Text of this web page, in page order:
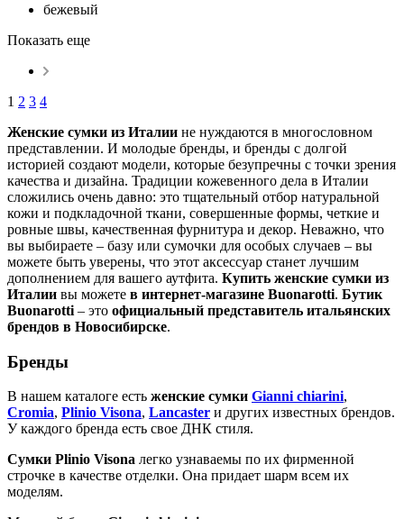
бежевый
Показать еще
1 2 3 4
Женские сумки из Италии не нуждаются в многословном
представлении. И молодые бренды, и бренды с долгой
историей создают модели, которые безупречны с точки зрения
качества и дизайна. Традиции кожевенного дела в Италии
сложились очень давно: это тщательный отбор натуральной
кожи и подкладочной ткани, совершенные формы, четкие и
ровные швы, качественная фурнитура и декор. Неважно, что
вы выбираете – базу или сумочки для особых случаев – вы
можете быть уверены, что этот аксессуар станет лучшим
дополнением для вашего аутфита. Купить женские сумки из
Италии вы можете в интернет-магазине Buonarotti. Бутик
Buonarotti – это официальный представитель итальянских
брендов в Новосибирске.
Бренды
В нашем каталоге есть женские сумки Gianni chiarini,
Cromia, Plinio Visona, Lancaster и других известных брендов.
У каждого бренда есть свое ДНК стиля.
Сумки Plinio Visona легко узнаваемы по их фирменной
строчке в качестве отделки. Она придает шарм всем их
моделям.